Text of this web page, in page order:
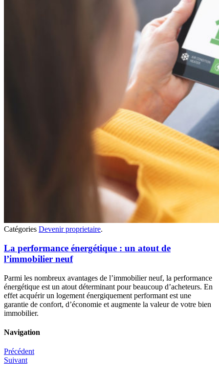
Catégories Devenir proprietaire.
La performance énergétique : un atout de
l’immobilier neuf
Parmi les nombreux avantages de l’immobilier neuf, la performance
énergétique est un atout déterminant pour beaucoup d’acheteurs. En
effet acquérir un logement énergiquement performant est une
garantie de confort, d’économie et augmente la valeur de votre bien
immobilier.
Navigation
Précédent
Suivant